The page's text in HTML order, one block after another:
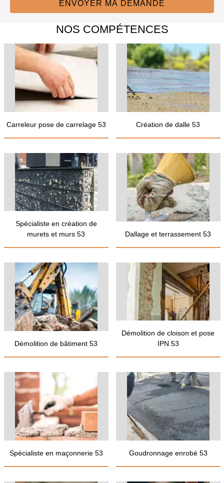
NOS COMPÉTENCES
Carreleur pose de carrelage 53 Création de dalle 53
Spécialiste en création de
murets et murs 53
Dallage et terrassement 53
Démolition de bâtiment 53
Démolition de cloison et pose
IPN 53
Spécialiste en maçonnerie 53 Goudronnage enrobé 53